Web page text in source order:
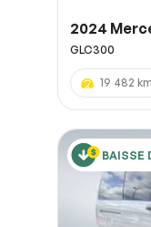
2024
GLC300
19 482 km
BAISSE